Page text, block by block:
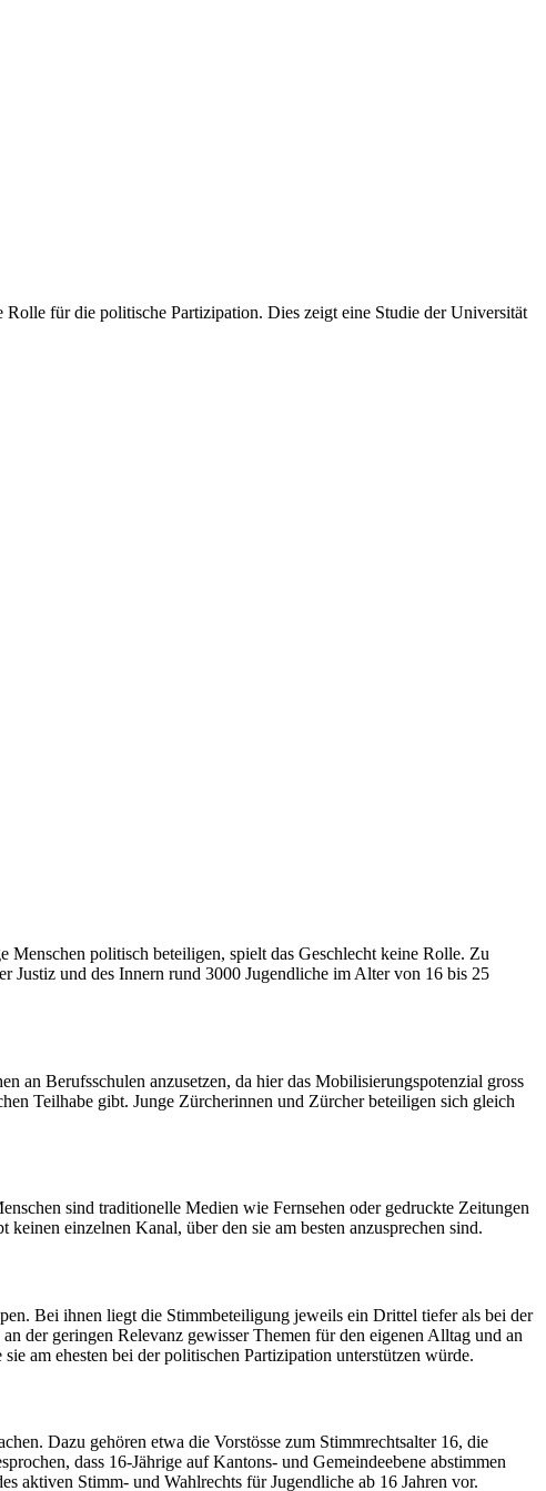
für die politische Partizipation. Dies zeigt eine Studie der Universität
politisch beteiligen, spielt das Geschlecht keine Rolle. Zu
Justiz und des Innern rund 3000 Jugendliche im Alter von 16 bis 25
an Berufsschulen anzusetzen, da hier das Mobilisierungspotenzial gross
Teilhabe gibt. Junge Zürcherinnen und Zürcher beteiligen sich gleich
sind traditionelle Medien wie Fernsehen oder gedruckte Zeitungen
einzelnen Kanal, über den sie am besten anzusprechen sind.
Bei ihnen liegt die Stimmbeteiligung jeweils ein Drittel tiefer als bei der
der geringen Relevanz gewisser Themen für den eigenen Alltag und an
am ehesten bei der politischen Partizipation unterstützen würde.
Dazu gehören etwa die Vorstösse zum Stimmrechtsalter 16, die
dass 16-Jährige auf Kantons- und Gemeindeebene abstimmen
aktiven Stimm- und Wahlrechts für Jugendliche ab 16 Jahren vor.